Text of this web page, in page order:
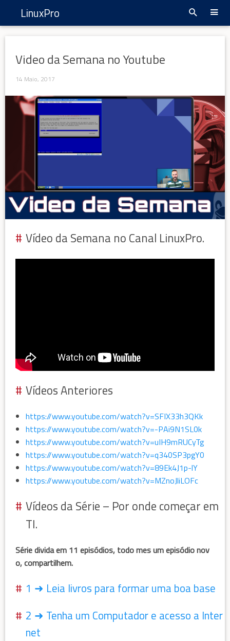
LinuxPro
Video da Semana no Youtube
14 Maio, 2017
Vídeo da Semana no Canal LinuxPro.
Vídeos Anteriores
https://www.youtube.com/watch?v=SFIX33h3QKk
https://www.youtube.com/watch?v=-PAi9N1SL0k
https://www.youtube.com/watch?v=uIH9mRUCyTg
https://www.youtube.com/watch?v=q340SP3pgY0
https://www.youtube.com/watch?v=89Ek4J1p-lY
https://www.youtube.com/watch?v=MZnoJliLOFc
Vídeos da Série – Por onde começar em
TI.
Série divida em 11 episódios, todo mes um episódio nov
o, compartilhem.
1 ➜ Leia livros para formar uma boa base
2 ➜ Tenha um Computador e acesso a Inter
net